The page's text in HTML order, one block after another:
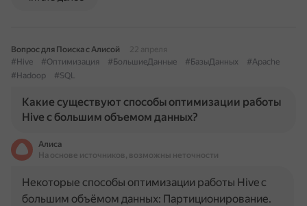
Вопрос для Поиска с Алисой
22 апреля
#Hive
#Оптимизация #БольшиеДанные #БазыДанных
#Apache
#Hadoop
#SQL
Какие существуют способы оптимизации работы
Hive с большим объемом данных?
Алиса
На основе источников, возможны неточности
Некоторые способы оптимизации работы Hive с
большим объёмом данных: Партиционирование.